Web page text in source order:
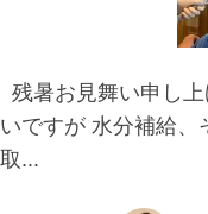
残暑お見舞い申し
いですが 水分補給、
取...